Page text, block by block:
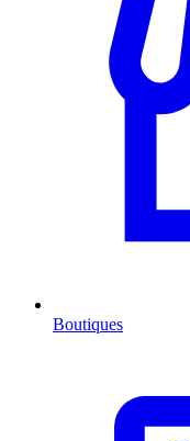
Boutiques